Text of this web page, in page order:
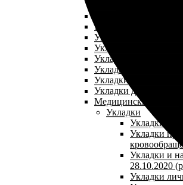
Укладки при
Укладки для
Укладки для
Укладки для
Укладки для
Укладки для кабинета
Укладки для кабинета
Укладки для кабинета
Медицинские сумки
Укладки
Укладки
Укладки
Укладки и
28.10.2020
Укладки